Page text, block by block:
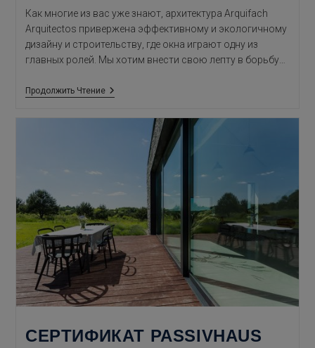
Как многие из вас уже знают, архитектура Arquifach
Arquitectos привержена эффективному и экологичному
дизайну и строительству, где окна играют одну из
главных ролей. Мы хотим внести свою лепту в борьбу…
Продолжить ЧтениеОкна
СЕРТИФИКАТ PASSIVHAUS